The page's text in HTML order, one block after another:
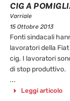
CIG A
Varriale
15 Ottobre 2013
Fonti sindacali
lavoratori della
cig. I lavoratori
di stop produttivo.
...
Leggi articolo